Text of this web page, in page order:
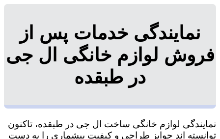
نمایندگی خدمات پس از
فروش لوازم خانگی ال جی
در طبقده
نمایندگی لوازم خانگی ساخت ال جی در طبقده، تاکنون
توانسته اند جوایز طراحی و کیفیت بیشماری را به دست